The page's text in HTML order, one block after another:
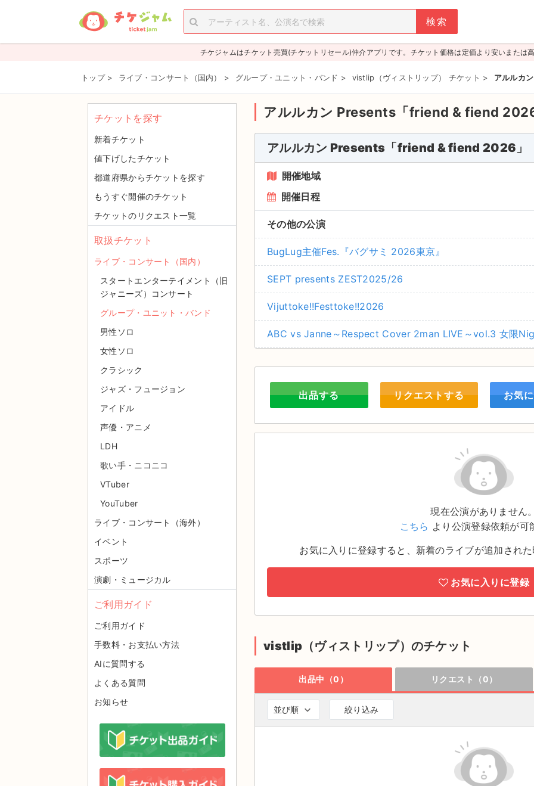
チケジャムはチケット売買(チケットリセール)仲介アプリです。チケット価格は定価より安いまたは
トップ > ライブ・コンサート（国内） > グループ・ユニット・バンド > vistlip（ヴィストリップ） チケット > アルルカ
アルルカン Presents「friend & fiend
アルルカン Presents「friend & fiend 2026」
開催地域
開催日程
その他の公演
BugLug主催Fes.『バグサミ 2026東京』
SEPT presents ZEST2025/26
Vijuttoke!!Festtoke!!2026
ABC vs Janne～Respect Cover 2man LIVE～vol.3 女限
出品する リクエストする お気
現在公演がありません。
こちら より公演登録依頼が可
お気に入りに登録すると、新着のライブが追加され
お気に入りに登録
vistlip（ヴィストリップ）のチケット
出品中（0） リクエスト（0）
並び順 絞り込み
チケットを探す
新着チケット
値下げしたチケット
都道府県からチケットを探す
もうすぐ開催のチケット
チケットのリクエスト一覧
取扱チケット
ライブ・コンサート（国内）
スタートエンターテイメント（旧
ジャニーズ）コンサート
グループ・ユニット・バンド
男性ソロ
女性ソロ
クラシック
ジャズ・フュージョン
アイドル
声優・アニメ
LDH
歌い手・ニコニコ
VTuber
YouTuber
ライブ・コンサート（海外）
イベント
スポーツ
演劇・ミュージカル
ご利用ガイド
ご利用ガイド
手数料・お支払い方法
AIに質問する
よくある質問
お知らせ